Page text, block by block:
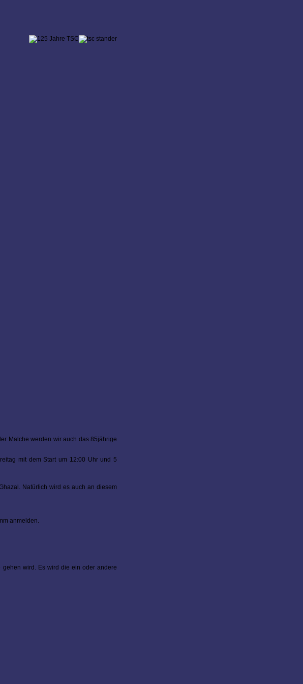
Malche werden wir auch das 85jährige
mit dem Start um 12:00 Uhr und 5
Natürlich wird es auch an diesem
anmelden.
wird. Es wird die ein oder andere